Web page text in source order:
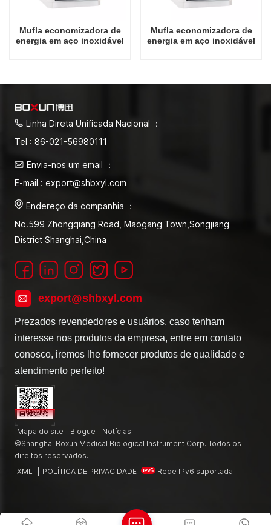
Mufla economizadora de
energia em aço inoxidável
Mufla economizadora de
energia em aço inoxidável
Linha Direta Unificada Nacional ：
Tel : 86-021-56980111
Envia-nos um email ：
E-mail : export@shbxyl.com
Endereço da companhia ：
No.599 Zhongqiang Road, Maogang Town,Songjiang
District Shanghai,China
export@shbxyl.com
Prezados revendedores e usuários, caso tenham
interesse nos produtos da empresa, entre em contato
conosco, iremos lhe fornecer produtos de qualidade e
atendimento perfeito!
Mapa do site Blogue
Notícias
©Shanghai Boxun Medical Biological Instrument Corp. Todos os
direitos reservados.
XML
POLÍTICA DE PRIVACIDADE Rede IPv6 suportada